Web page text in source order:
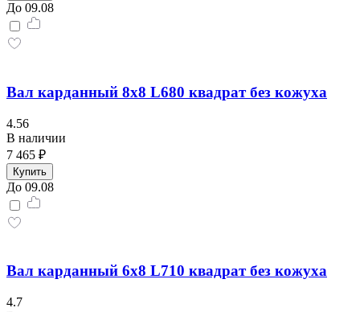
До 09.08
Вал карданный 8х8 L680 квадрат без кожуха
4.56
В наличии
7 465 ₽
Купить
До 09.08
Вал карданный 6х8 L710 квадрат без кожуха
4.7